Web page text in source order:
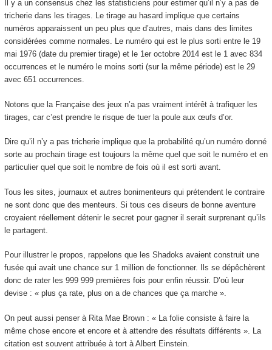
Il y a un consensus chez les statisticiens pour estimer qu’il n’y a pas de
tricherie dans les tirages. Le tirage au hasard implique que certains
numéros apparaissent un peu plus que d’autres, mais dans des limites
considérées comme normales. Le numéro qui est le plus sorti entre le 19
mai 1976 (date du premier tirage) et le 1eroctobre 2014 est le 1 avec 834
occurrences et le numéro le moins sorti (sur la même période) est le 29
avec 651 occurrences.
Notons que la Française des jeux n’a pas vraiment intérêt à trafiquer les
tirages, car c’est prendre le risque de tuer la poule aux œufs d’or.
Dire qu’il n’y a pas tricherie implique que la probabilité qu’un numéro donné
sorte au prochain tirage est toujours la même quel que soit le numéro et en
particulier quel que soit le nombre de fois où il est sorti avant.
Tous les sites, journaux et autres bonimenteurs qui prétendent le contraire
ne sont donc que des menteurs. Si tous ces diseurs de bonne aventure
croyaient réellement détenir le secret pour gagner il serait surprenant qu’ils
le partagent.
Pour illustrer le propos, rappelons que les Shadoks avaient construit une
fusée qui avait une chance sur 1 million de fonctionner. Ils se dépêchèrent
donc de rater les 999 999 premières fois pour enfin réussir. D’où leur
devise : « plus ça rate, plus on a de chances que ça marche ».
On peut aussi penser à Rita Mae Brown : « La folie consiste à faire la
même chose encore et encore et à attendre des résultats différents ». La
citation est souvent attribuée à tort à Albert Einstein.